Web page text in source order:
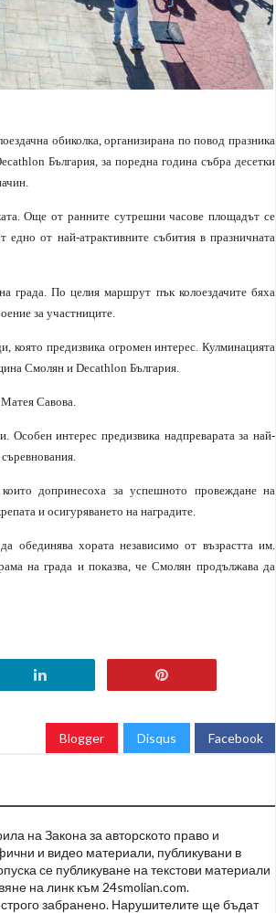
обиколка, организирана по повод празника
България, за поредна година събра десетки
Още от ранните сутрешни часове площадът се
едно от най-атрактивните събития в празничната
града. По целия маршрут пък колоездачите бяха
за участниците.
която предизвика огромен интерес. Кулминацията
Смолян и Decathlon България.
Савова.
Особен интерес предизвика надпреварата за най-
допринесоха за успешното провеждане на
и осигуряването на наградите.
обединява хората независимо от възрастта им.
на града и показва, че Смолян продължава да
Blogger Disqus Facebook
на Закона за авторското право и
и видео материали, публикувани в
се публикуване на текстови материали
на линк към 24smolian.com.
забранено. Нарушителите ще бъдат